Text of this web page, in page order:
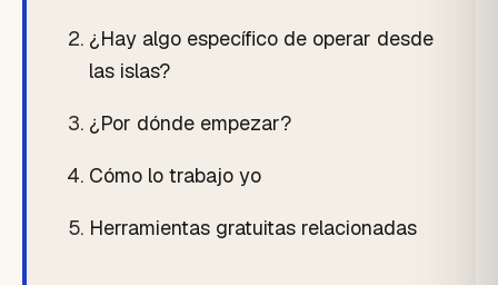
¿Hay algo específico de operar desde
las islas?
¿Por dónde empezar?
Cómo lo trabajo yo
Herramientas gratuitas relacionadas